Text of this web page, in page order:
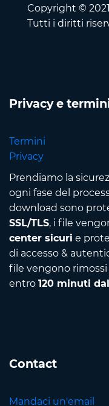
Copyright ©
Tutti i diritti
Privacy e
Termini
Privacy
Prendiamo la
ogni fase del
download sono
SSL/TLS, i file
center sicuri e
di accesso &
file vengono
entro 120 minuti
Contact
Mandaci un'email